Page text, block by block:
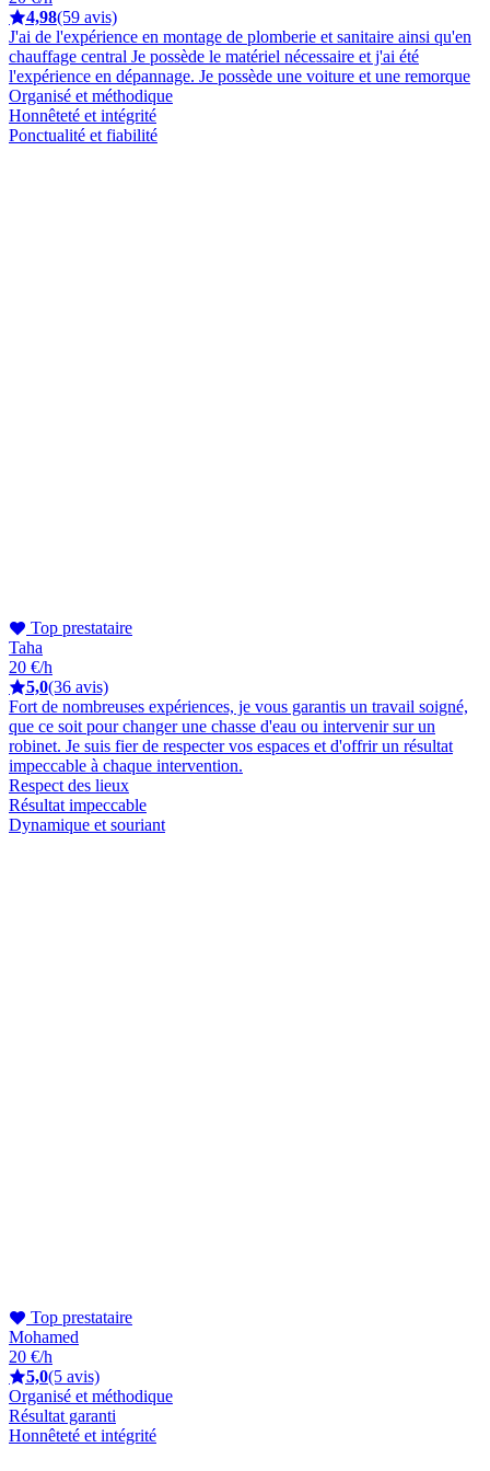
4,98(59 avis)
J'ai de l'expérience en montage de plomberie et sanitaire ainsi qu'en
chauffage central Je possède le matériel nécessaire et j'ai été
l'expérience en dépannage. Je possède une voiture et une remorque
Organisé et méthodique
Honnêteté et intégrité
Ponctualité et fiabilité
Top prestataire
Taha
20 €/h
5,0(36 avis)
Fort de nombreuses expériences, je vous garantis un travail soigné,
que ce soit pour changer une chasse d'eau ou intervenir sur un
robinet. Je suis fier de respecter vos espaces et d'offrir un résultat
impeccable à chaque intervention.
Respect des lieux
Résultat impeccable
Dynamique et souriant
Top prestataire
Mohamed
20 €/h
5,0(5 avis)
Organisé et méthodique
Résultat garanti
Honnêteté et intégrité